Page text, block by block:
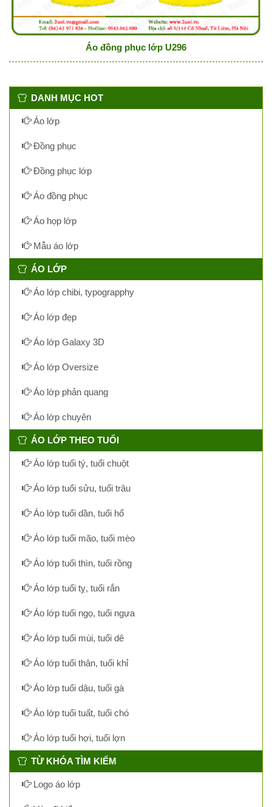
Áo đồng phục lớp U296
DANH MỤC HOT
Áo lớp
Đồng phục
Đồng phục lớp
Áo đồng phục
Áo họp lớp
Mẫu áo lớp
ÁO LỚP
Áo lớp chibi, typograpphy
Áo lớp đẹp
Áo lớp Galaxy 3D
Áo lớp Oversize
Áo lớp phản quang
Áo lớp chuyên
ÁO LỚP THEO TUỔI
Áo lớp tuổi tý, tuổi chuột
Áo lớp tuổi sửu, tuổi trâu
Áo lớp tuổi dần, tuổi hổ
Áo lớp tuổi mão, tuổi mèo
Áo lớp tuổi thìn, tuổi rồng
Áo lớp tuổi tỵ, tuổi rắn
Áo lớp tuổi ngọ, tuổi ngựa
Áo lớp tuổi mùi, tuổi dê
Áo lớp tuổi thân, tuổi khỉ
Áo lớp tuổi dậu, tuổi gà
Áo lớp tuổi tuất, tuổi chó
Áo lớp tuổi hợi, tuổi lợn
TỪ KHÓA TÌM KIẾM
Logo áo lớp